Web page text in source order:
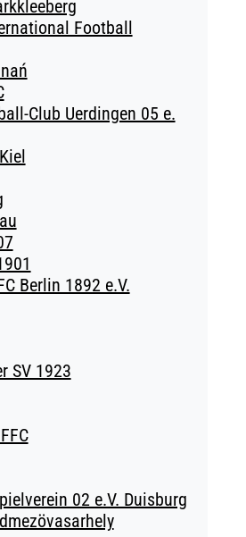
Football
Club Uerdingen 05 e.
Berlin 1892 e.V.
SV 1923
02 e.V. Duisburg